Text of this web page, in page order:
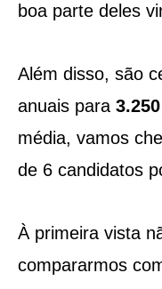
boa parte deles
Além disso, são
anuais para
média, vamos
de 6 candidatos
À primeira vista
compararmos